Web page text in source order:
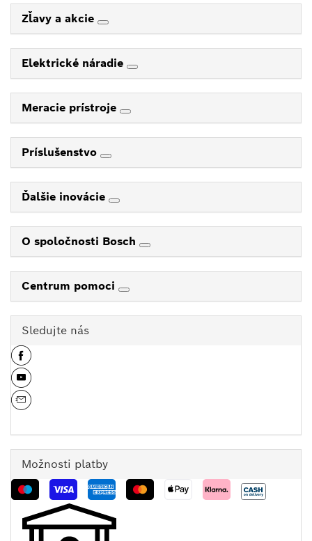
Zľavy a akcie
Elektrické náradie
Meracie prístroje
Príslušenstvo
Ďalšie inovácie
O spoločnosti Bosch
Centrum pomoci
Sledujte nás
Možnosti platby